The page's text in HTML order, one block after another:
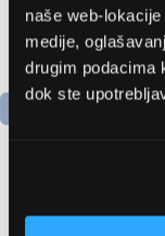
naše web-
medije,
drugim podacima
dok ste
Bosch